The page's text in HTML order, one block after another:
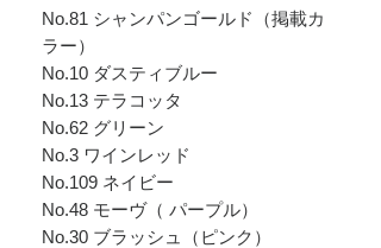
No.81 シャンパンゴールド（掲載カ
ラー）
No.10 ダスティブルー
No.13 テラコッタ
No.62 グリーン
No.3 ワインレッド
No.109 ネイビー
No.48 モーヴ（ パープル）
No.30 ブラッシュ（ピンク）